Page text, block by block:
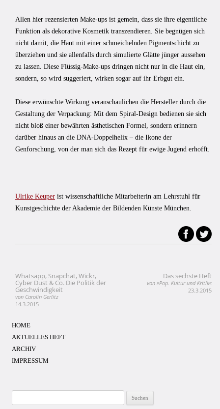
Allen hier rezensierten Make-ups ist gemein, dass sie ihre eigentliche
Funktion als dekorative Kosmetik transzendieren. Sie begnügen sich
nicht damit, die Haut mit einer schmeichelnden Pigmentschicht zu
überziehen und sie allenfalls durch simulierte Glätte jünger aussehen
zu lassen. Diese Flüssig-Make-ups dringen nicht nur in die Haut ein,
sondern, so wird suggeriert, wirken sogar auf ihr Erbgut ein.
Diese erwünschte Wirkung veranschaulichen die Hersteller durch die
Gestaltung der Verpackung: Mit dem Spiral-Design bedienen sie sich
nicht bloß einer bewährten ästhetischen Formel, sondern erinnern
darüber hinaus an die DNA-Doppelhelix – die Ikone der
Genforschung, von der man sich das Rezept für ewige Jugend erhofft.
Ulrike Keuper ist wissenschaftliche Mitarbeiterin am Lehrstuhl für
Kunstgeschichte der Akademie der Bildenden Künste München.
Beitragsnavigation
Whatsapp, Snapchat, Wickr,
Cyber Dust & Co. Die Politik der
Geschwindigkeit
von Carolin Gerlitz
14.3.2015
Das sechste Heft
von »Pop. Kultur und Kritik«
23.3.2015
HOME
AKTUELLES HEFT
ARCHIV
IMPRESSUM
nach: